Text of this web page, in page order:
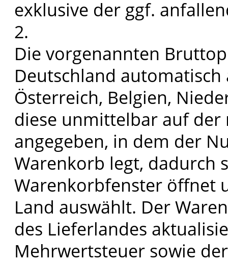
exklusive der ggf.
2.
Die vorgenannten
Deutschland
Österreich, Belgien,
diese unmittelbar auf der
angegeben, in dem der
Warenkorb legt, dadurch
Warenkorbfenster öffnet
Land auswählt. Der
des Lieferlandes
Mehrwertsteuer sowie